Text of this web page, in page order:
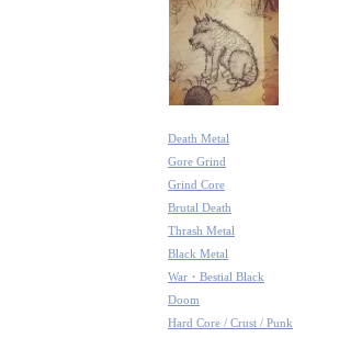
Death Metal
Gore Grind
Grind Core
Brutal Death
Thrash Metal
Black Metal
War・Bestial Black
Doom
Hard Core / Crust / Punk